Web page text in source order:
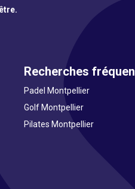
Recherches
Padel Montpellier
Golf Montpellier
Pilates Montpellier